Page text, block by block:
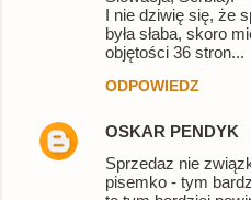
I nie dziwię się, że
była słaba, skoro
objętości 36 stron...
ODPOWIEDZ
OSKAR PENDYK
Sprzedaz nie
pisemko - tym